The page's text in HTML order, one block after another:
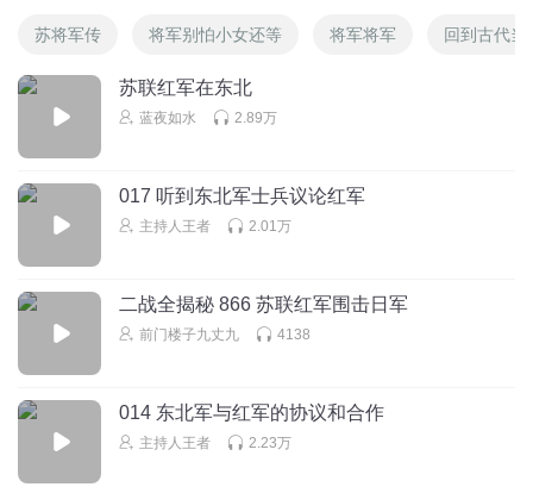
苏将军传 将军别怕小女还等 将军将军 回到古代当
苏联红军在东北
蓝夜如水 2.89万
017 听到东北军士兵议论红军
主持人王者 2.01万
二战全揭秘 866 苏联红军围击日军
前门楼子九丈九 4138
014 东北军与红军的协议和合作
主持人王者 2.23万